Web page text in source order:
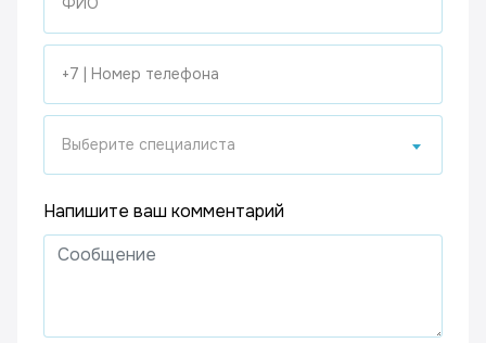
Выберите специалиста
Напишите ваш комментарий